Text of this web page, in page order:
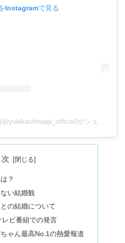
Instagramで見る
次
？
い結婚観
の結婚について
ビ番組での発言
ゃん最高No.1の熱愛報道